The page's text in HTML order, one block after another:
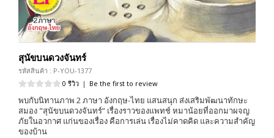
สุนัขบนดวงจันทร์
รหัสสินค้า : P-YOU-1377
0 รีวิว | Be the first to review
พบกับนิทานภาพ 2 ภาษา อังกฤษ-ไทย แสนสนุก ส่งเสริมพัฒนาทักษะ
สมอง "สุนัขบนดวงจันทร์” เรื่องราวของแพทช์ หมาน้อยที่ออกมาผจญ
ภัยในอวกาศ แก่นของเรื่อง คือการเล่น เรื่องไม่คาดคิด และความสำคัญ
ของบ้าน